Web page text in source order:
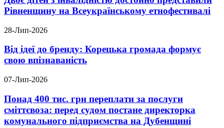
Рівненщину на Всеукраїнському етнофестивалі
28-Лип-2026
Від ідеї до бренду: Корецька громада формує
свою впізнаваність
07-Лип-2026
Понад 400 тис. грн переплати за послуги
сміттєвоза: перед судом постане директорка
комунального підприємства на Дубенщині